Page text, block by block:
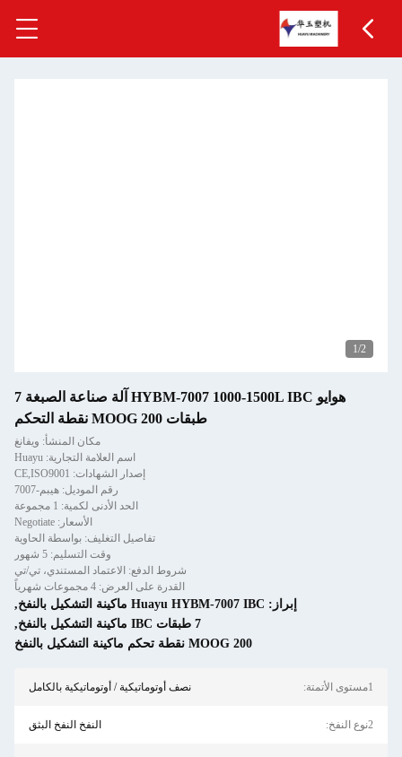
1/2
هوايو HYBM-7007 1000-1500L IBC آلة صناعة الصبغة 7
طبقات MOOG 200 نقطة التحكم
مكان المنشأ: ويفانغ
اسم العلامة التجارية: Huayu
إصدار الشهادات: CE,ISO9001
رقم الموديل: هيبم-7007
الحد الأدنى لكمية: 1 مجموعة
الأسعار: Negotiate
تفاصيل التغليف: بواسطة الحاوية
وقت التسليم: 5 شهور
شروط الدفع: الاعتماد المستندي، تي/تي
القدرة على العرض: 4 مجموعات شهرياً
إبراز: Huayu HYBM-7007 IBC ماكينة التشكيل بالنفخ
,
7 طبقات IBC ماكينة التشكيل بالنفخ
,
MOOG 200 نقطة تحكم ماكينة التشكيل بالنفخ
1مستوى الأتمتة: نصف أوتوماتيكية / أوتوماتيكية بالكامل
2نوع النفخ: النفخ النفخ البثق